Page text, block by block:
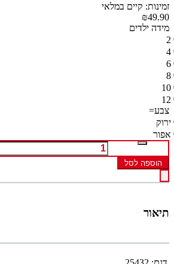
זמינות: קיים במלאי
₪49.90
מידה ילדים
2
4
6
8
10
12
צבע=
ירוק
אפור
הוספה לסל
תיאור